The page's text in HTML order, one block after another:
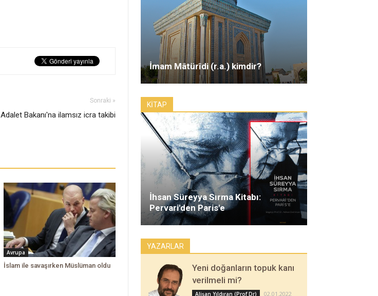
Sonraki »
Adalet Bakanı'na ilamsız icra takibi
Avrupa
İslam ile savaşırken Müslüman oldu
İmam Mâtürîdi (r.a.) kimdir?
KİTAP
İhsan Süreyya Sırma Kitabı:
Pervari'den Paris'e
YAZARLAR
Yeni doğanların topuk kanı
verilmeli mi?
Alişan Yıldıran (Prof Dr) 02.01.2022